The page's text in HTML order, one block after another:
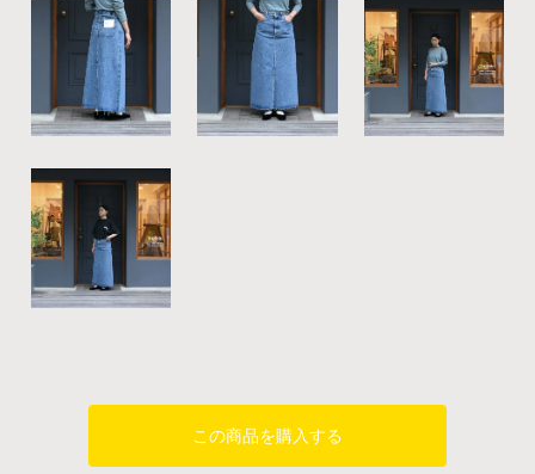
この商品を購入する